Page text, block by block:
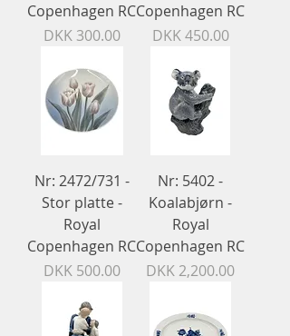
Copenhagen RC
Price
DKK 300.00
Copenhagen RC
Price
DKK 450.00
Nr: 2472/731 -
Stor platte -
Royal
Copenhagen RC
Price
DKK 500.00
Nr: 5402 -
Koalabjørn​​​​​​​ -
Royal
Copenhagen RC
Price
DKK 2,200.00